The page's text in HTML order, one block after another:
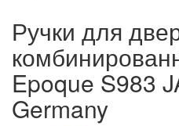
Ручки для
Epoque S983
Germany